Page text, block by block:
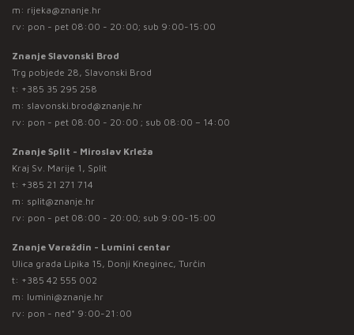
m: rijeka@znanje.hr
rv: pon - pet 08:00 - 20:00; sub 9:00-15:00
Znanje Slavonski Brod
Trg pobjede 28, Slavonski Brod
t: +385 35 295 258
m: slavonski.brod@znanje.hr
rv: pon - pet 08:00 - 20:00 ; sub 08:00 – 14:00
Znanje Split - Miroslav Krleža
Kraj Sv. Marije 1, Split
t: +385 21 271 714
m: split@znanje.hr
rv: pon - pet 08:00 - 20:00; sub 9:00-15:00
Znanje Varaždin - Lumini centar
Ulica grada Lipika 15, Donji Kneginec, Turčin
t: +385 42 555 002
m: lumini@znanje.hr
rv: pon - ned* 9:00-21:00